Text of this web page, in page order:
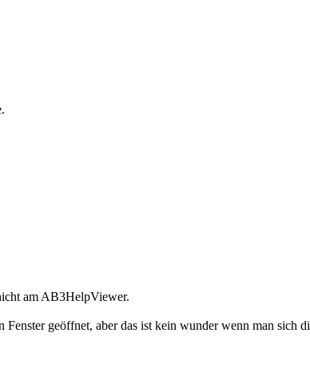
am AB3HelpViewer.
geöffnet, aber das ist kein wunder wenn man